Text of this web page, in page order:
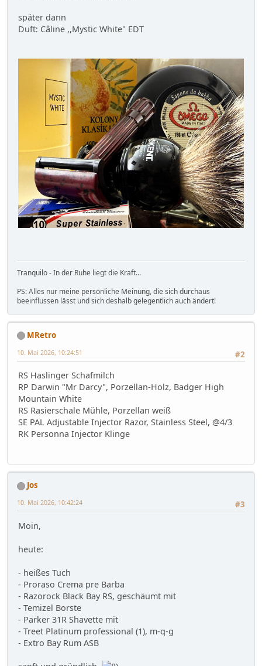
später dann
Duft: Câline ,,Mystic White" EDT
Tranquilo - In der Ruhe liegt die Kraft...
PS: Alles nur meine persönliche Meinung, die sich durchaus
beeinflussen lässt und sich deshalb gelegentlich auch ändert!
MRetro
#2
10. Mai 2026, 10:24:51
RS Haslinger Schafmilch
RP Darwin "Mr Darcy", Porzellan-Holz, Badger High
Mountain White
RS Rasierschale Mühle, Porzellan weiß
SE PAL Adjustable Injector Razor, Stainless Steel, @4/3
RK Personna Injector Klinge
Jos
#3
10. Mai 2026, 10:42:24
Moin,
heute:
- heißes Tuch
- Proraso Crema pre Barba
- Razorock Black Bay RS, geschäumt mit
- Temizel Borste
- Parker 31R Shavette mit
- Treet Platinum professional (1), m-q-g
- Extro Bay Rum ASB